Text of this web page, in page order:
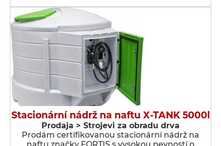
Stacionární nádrž na naftu X-TANK 5000l
Prodaja > Strojevi za obradu drva
Prodám certifikovanou stacionární nádrž na